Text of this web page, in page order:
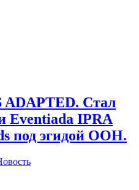
Стал
Eventiada IPRA
под эгидой ООН.